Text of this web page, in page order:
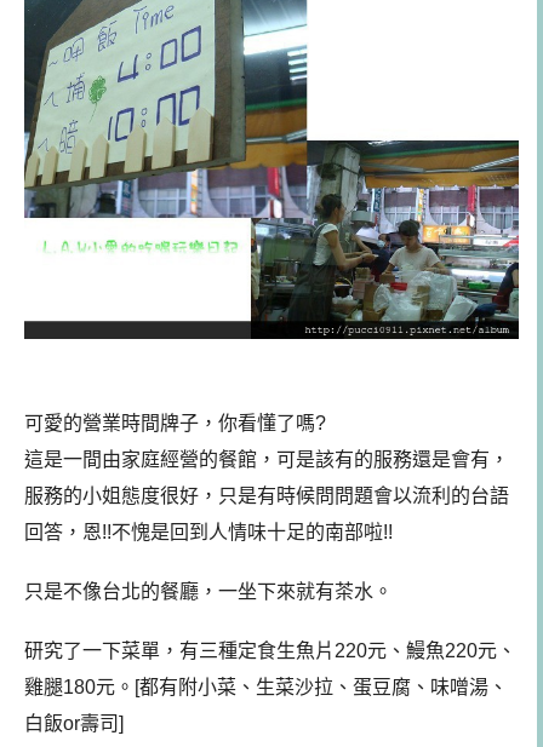
可愛的營業時間牌子，你看懂了嗎?
這是一間由家庭經營的餐館，可是該有的服務還是會有，
服務的小姐態度很好，只是有時候問問題會以流利的台語
回答，恩!!不愧是回到人情味十足的南部啦!!
只是不像台北的餐廳，一坐下來就有茶水。
研究了一下菜單，有三種定食生魚片220元、鰻魚220元、
雞腿180元。[都有附小菜、生菜沙拉、蛋豆腐、味噌湯、
白飯or壽司]